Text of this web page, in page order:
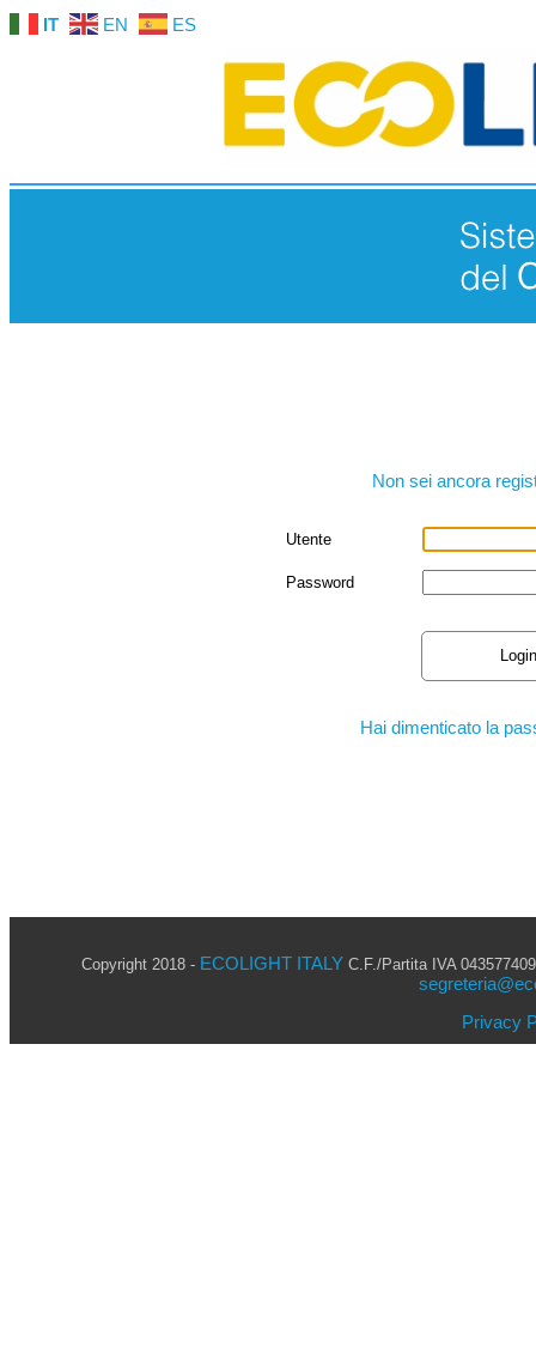
IT EN ES
Non sei ancora
Utente
Password
Login
Hai dimenticato la
Copyright 2018 - ECOLIGHT ITALY C.F./Partita IVA
Privacy